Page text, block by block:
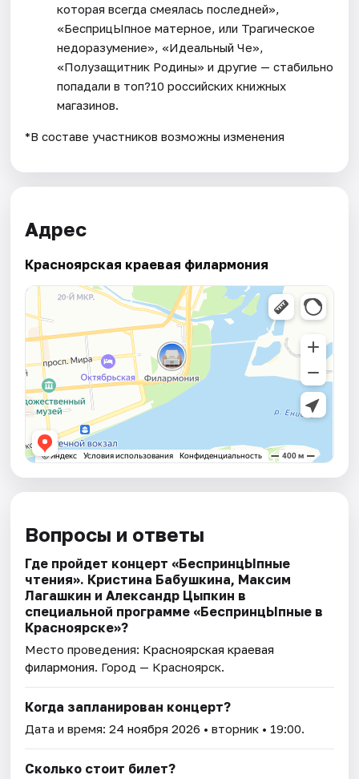
которая всегда смеялась последней»,
«БесприцЫпное матерное, или Трагическое
недоразумение», «Идеальный Че»,
«Полузащитник Родины» и другие — стабильно
попадали в топ?10 российских книжных
магазинов.
*В составе участников возможны изменения
Адрес
Красноярская краевая филармония
Вопросы и ответы
Где пройдет концерт «БеспринцЫпные
чтения». Кристина Бабушкина, Максим
Лагашкин и Александр Цыпкин в
специальной программе «БеспринцЫпные в
Красноярске»?
Место проведения: Красноярская краевая
филармония. Город — Красноярск.
Когда запланирован концерт?
Дата и время:24 ноября 2026 • вторник • 19:00.
Сколько стоит билет?